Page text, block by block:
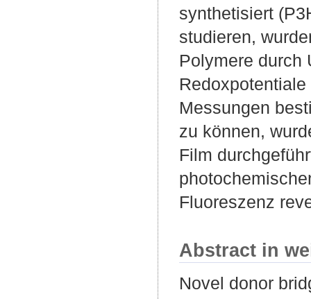
synthetisiert
studieren,
Polymere durch
Messungen
zu können,
Film
Fluoreszenz
Abstract in
Novel donor